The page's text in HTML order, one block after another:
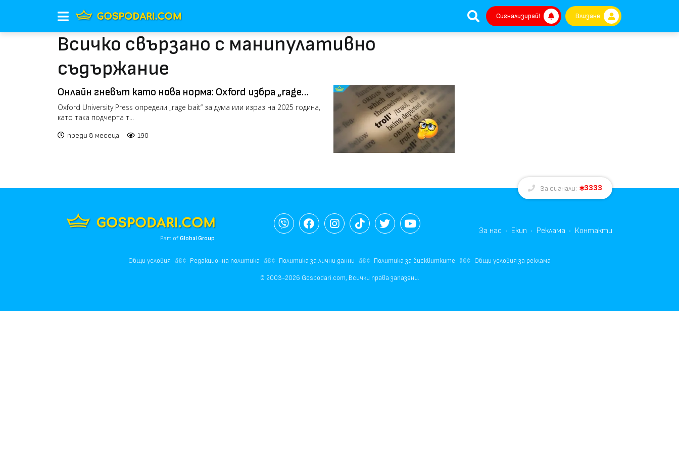
Сигнализирай! Влизане
Всичко свързано с манипулативно
съдържание
Онлайн гневът като нова норма: Oxford избра „rage
bait“ за дума на 2025
Oxford University Press определи „rage bait“ за дума или израз на 2025 година,
като така подчерта т...
преди 8 месеца 190
За сигнали: 3333
Part ofGlobal Group
За нас Екип Реклама Контакти
Общи условия Редакционна политика Политика за лични данни Политика за бисквитките Общи условия за реклама
© 2003-2026 Gospodari.com, Всички права запазени.